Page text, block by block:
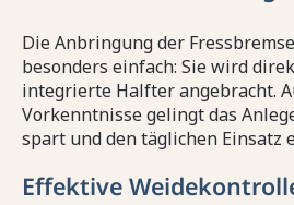
Die Anbringung der
besonders einfach: Sie wird
integrierte Halfter angebracht.
Vorkenntnisse gelingt das
spart und den täglichen Einsatz
Effektive